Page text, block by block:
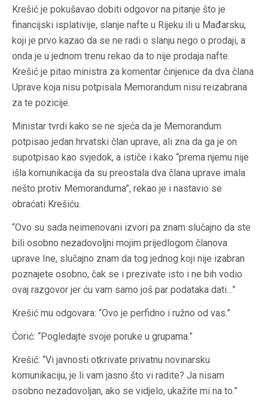
Krešić je pokušavao dobiti odgovor na pitanje što je
financijski isplativije, slanje nafte u Rijeku ili u Mađarsku,
koji je prvo kazao da se ne radi o slanju nego o prodaji, a
onda je u jednom trenu rekao da to nije prodaja nafte.
Krešić je pitao ministra za komentar činjenice da dva člana
Uprave koja nisu potpisala Memorandum nisu reizabrana
za te pozicije.
Ministar tvrdi kako se ne sjeća da je Memorandum
potpisao jedan hrvatski član uprave, ali zna da ga je on
supotpisao kao svjedok, a ističe i kako “prema njemu nije
išla komunikacija da su preostala dva člana uprave imala
nešto protiv Memoranduma”, rekao je i nastavio se
obraćati Krešiću.
“Ovo su sada neimenovani izvori pa znam slučajno da ste
bili osobno nezadovoljni mojim prijedlogom članova
uprave Ine, slučajno znam da tog jednog koji nije izabran
poznajete osobno, čak se i prezivate isto i ne bih vodio
ovaj razgovor jer ću vam samo još par podataka dati…”
Krešić mu odgovara: “Ovo je perfidno i ružno od vas.”
Ćorić: “Pogledajte svoje poruke u grupama.”
Krešić: “Vi javnosti otkrivate privatnu novinarsku
komunikaciju, je li vam jasno što vi radite? Ja nisam
osobno nezadovoljan, ako se vidjelo, ukažite mi na to.”